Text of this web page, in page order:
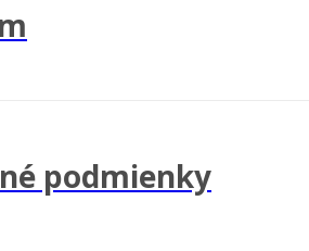
podmienky